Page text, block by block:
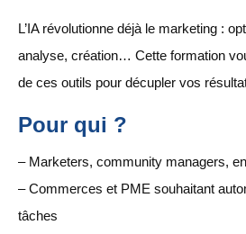
L’IA révolutionne déjà le marketing :
analyse, création… Cette formation
de ces outils pour décupler vos
Pour qui ?
– Marketers, community managers,
– Commerces et PME souhaitant
tâches